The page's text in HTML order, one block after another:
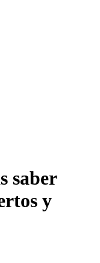
saber
y